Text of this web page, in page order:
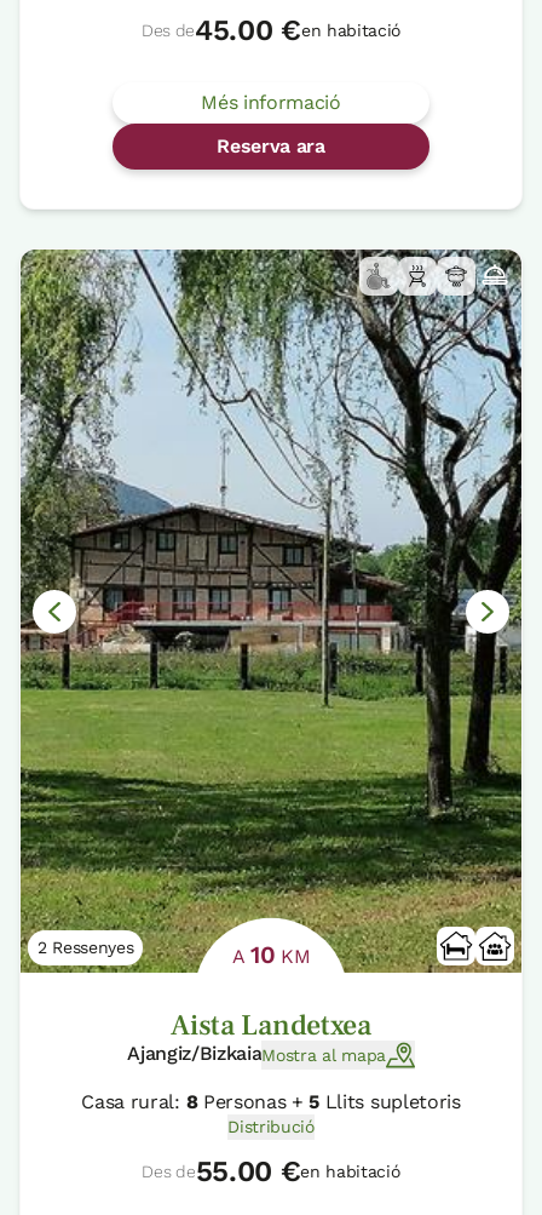
Des de45.00 €en habitació
Més informació
Reserva ara
2 Ressenyes A 10 KM
Aista Landetxea
Ajangiz/BizkaiaMostra al mapa
Casa rural: 8Personas +5 Llits supletoris
Distribució
Des de55.00 €en habitació